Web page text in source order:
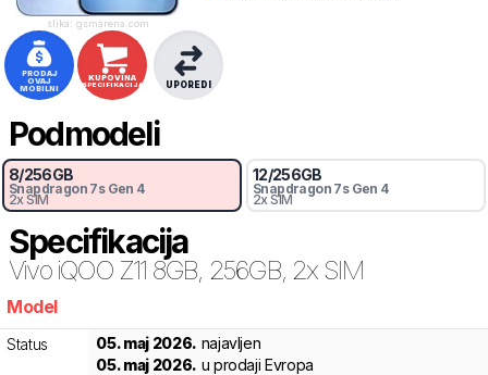
slika: gsmarena.com
PRODAJ
OVAJ
MOBILNI
KUPOVINA
SPECIFIKACIJA UPOREDI
Podmodeli
8/256GB
Snapdragon 7s Gen 4
2x SIM
12/256GB
Snapdragon 7s Gen 4
2x SIM
Specifikacija
Vivo iQOO Z11 8GB, 256GB, 2x SIM
Model
Status 05. maj 2026. najavljen
05. maj 2026. u prodaji Evropa